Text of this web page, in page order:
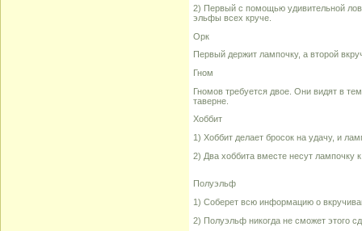
2) Первый с помощью удивительной
эльфы всех круче.
Орк
Первый держит лампочку, а второй
Гном
Гномов требуется двое. Они видят в
таверне.
Хоббит
1) Хоббит делает бросок на удачу, и
2) Два хоббита вместе несут лампочку
Полуэльф
1) Соберет всю информацию о
2) Полуэльф никогда не сможет этого